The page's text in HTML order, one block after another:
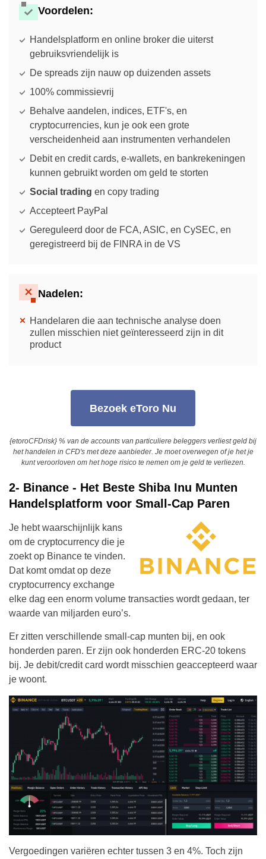
Voordelen:
Handelsplatform en online broker die uiterst
gebruiksvriendelijk is
De spreads zijn nauw op duizenden assets
100% commissievrij
Behalve aandelen, indices, ETF's, en
cryptocurrencies, kun je ook een grote
verscheidenheid aan instrumenten verhandelen
Debit en credit cards, e-wallets, en bankrekeningen
kunnen gebruikt worden om geld te storten
Social trading en copy trading
Accepteert PayPal
Gereguleerd door de FCA, ASIC, en CySEC, en
geregistreerd bij de FINRA in de VS
Nadelen:
Handelaren die aan technische analyse doen
zullen misschien niet geïnteresseerd zijn in dit
product
Bezoek eToro Nu
{etoroCFDrisk} % van de accounts van particuliere beleggers verliest geld bij
het handelen in CFD's met deze aanbieder. Je moet overwegen of je het je
kunt veroorloven om het hoge risico te nemen om je geld te verliezen.
2- Binance - Het Beste Shiba Inu Munten
Handelsplatform voor Small-Cap Paren
Je hebt waarschijnlijk kans
om de cryptocurrency die je
zoekt op Binance te vinden.
Dat komt omdat op deze
cryptocurrency exchange
elke dag een enorm volume transacties wordt gedaan, ter
waarde van miljarden euro’s.
Er zitten verschillende small-cap munten bij, en ook
honderden paren. Er zijn ook honderden ERC-20 tokens
bij. Je debit/credit card wordt misschien geaccepteerd waar
je woont.
Vergoedingen variëren echter tussen 3 en 4%. Toch zijn